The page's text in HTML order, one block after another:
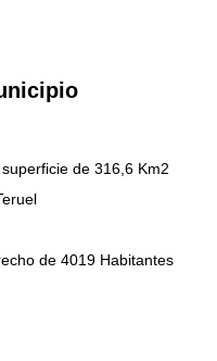
de 316,6 Km2
de 4019 Habitantes